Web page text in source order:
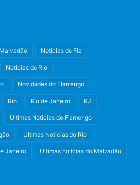
Malvadão Noticias do Fla
Noticias do Rio
Novidades do Flamengo
Rio Rio de Janeiro RJ
Ultimas Noticias do Flamengo
Ultimas Noticias do Rio
Janeiro Últimas notícias do Malvadão